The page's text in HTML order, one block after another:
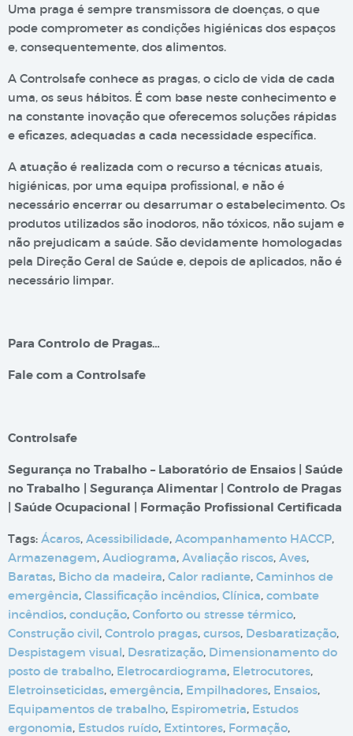
Uma praga é sempre transmissora de doenças, o que
pode comprometer as condições higiénicas dos espaços
e, consequentemente, dos alimentos.
A Controlsafe conhece as pragas, o ciclo de vida de cada
uma, os seus hábitos. É com base neste conhecimento e
na constante inovação que oferecemos soluções rápidas
e eficazes, adequadas a cada necessidade específica.
A atuação é realizada com o recurso a técnicas atuais,
higiénicas, por uma equipa profissional, e não é
necessário encerrar ou desarrumar o estabelecimento. Os
produtos utilizados são inodoros, não tóxicos, não sujam e
não prejudicam a saúde. São devidamente homologadas
pela Direção Geral de Saúde e, depois de aplicados, não é
necessário limpar.
Para Controlo de Pragas…
Fale com a Controlsafe
Controlsafe
Segurança no Trabalho – Laboratório de Ensaios | Saúde
no Trabalho | Segurança Alimentar | Controlo de Pragas
| Saúde Ocupacional | Formação Profissional Certificada
Tags: Ácaros, Acessibilidade, Acompanhamento HACCP,
Armazenagem, Audiograma, Avaliação riscos, Aves,
Baratas, Bicho da madeira, Calor radiante, Caminhos de
emergência, Classificação incêndios, Clínica, combate
incêndios, condução, Conforto ou stresse térmico,
Construção civil, Controlo pragas, cursos, Desbaratização,
Despistagem visual, Desratização, Dimensionamento do
posto de trabalho, Eletrocardiograma, Eletrocutores,
Eletroinseticidas, emergência, Empilhadores, Ensaios,
Equipamentos de trabalho, Espirometria, Estudos
ergonomia, Estudos ruído, Extintores, Formação,